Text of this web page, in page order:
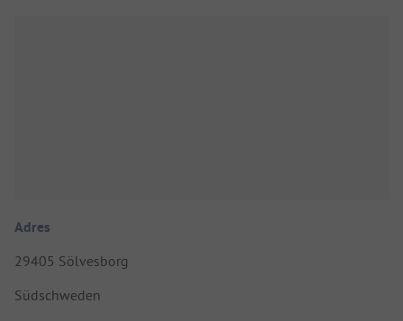
Adres
29405 Sölvesborg
Südschweden